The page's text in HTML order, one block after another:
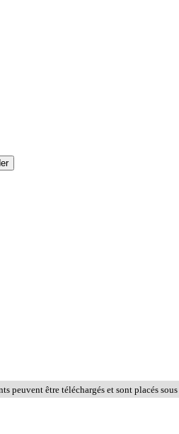
peuvent être téléchargés et sont placés sous